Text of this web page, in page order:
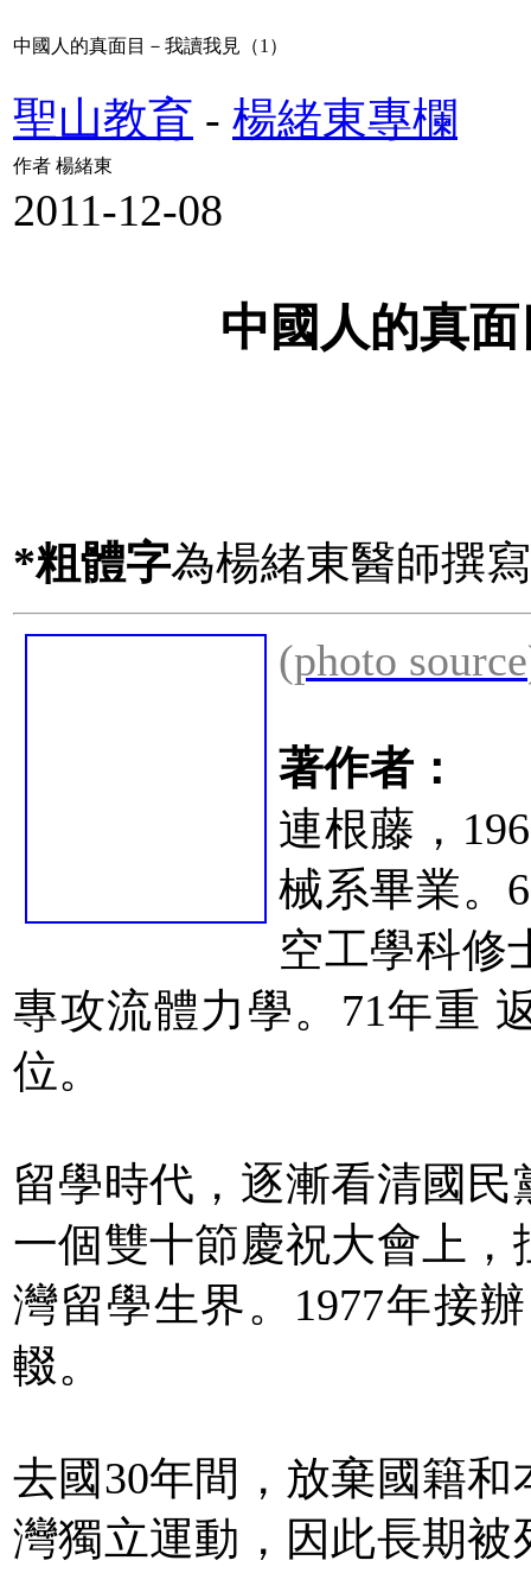
中國人的真面目－我讀我見（1）
聖山教育 - 楊緒東專欄
作者 楊緒東
2011-12-08
中國人的真
*粗體字為楊緒東醫師撰
(photo source
著作者：
連根藤，
械系畢業。
空工學科修
專攻流體力學。71年重
位。
留學時代，逐漸看清國
一個雙十節慶祝大會上
灣留學生界。1977年接
輟。
去國30年間，放棄國籍
灣獨立運動，因此長期